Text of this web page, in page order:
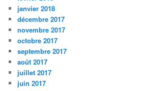
janvier 2018
décembre 2017
novembre 2017
octobre 2017
septembre 2017
août 2017
juillet 2017
juin 2017